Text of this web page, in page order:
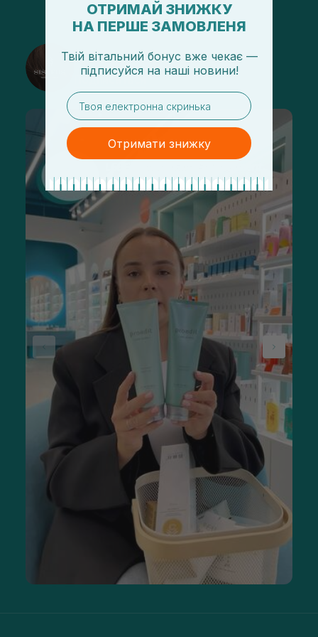
@sisters_stelmakh в Instagram
Подписаться
ОТРИМАЙ ЗНИЖКУ
НА ПЕРШЕ ЗАМОВЛЕНЯ
Твій вітальний бонус вже чекає —
підписуйся на наші новини!
email
Отримати знижку